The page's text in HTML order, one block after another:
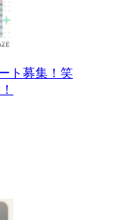
ト募集！笑